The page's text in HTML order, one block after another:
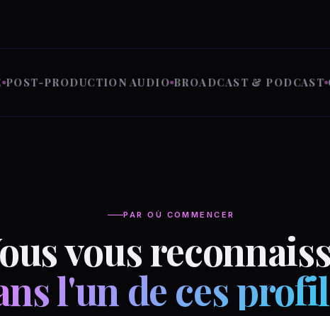
PRODUCTION AUDIO BROADCAST & PODCAST
PAR OÙ COMMENCER
vous
l'un de ces